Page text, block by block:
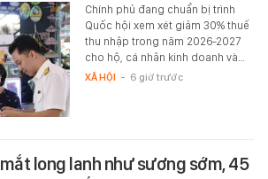
Chính phủ đang chuẩn bị trình
Quốc hội xem xét giảm 30% thuế
thu nhập trong năm 2026-2027
cho hộ, cá nhân kinh doanh và…
XÃ HỘI - 6 giờ trước
long lanh như sương sớm, 45